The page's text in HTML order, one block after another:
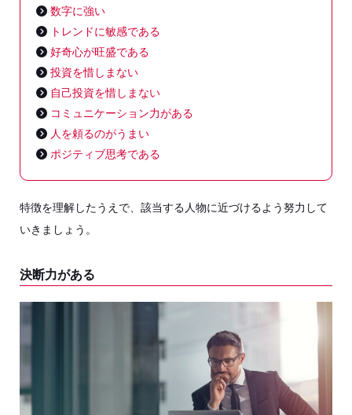
数字に強い
トレンドに敏感である
好奇心が旺盛である
投資を惜しまない
自己投資を惜しまない
コミュニケーション力がある
人を頼るのがうまい
ポジティブ思考である
特徴を理解したうえで、該当する人物に近づけるよう努力して
いきましょう。
決断力がある